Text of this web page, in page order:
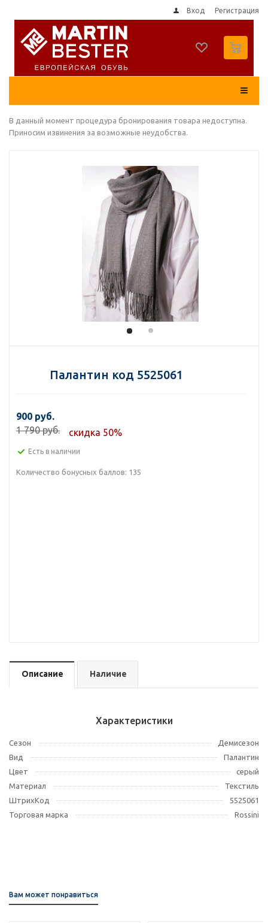
Вход Регистрация
В данный момент процедура бронирования товара недоступна.
Приносим извинения за возможные неудобства.
Палантин код 5525061
900 руб.
1 790 руб.
скидка 50%
Есть в наличии
Количество бонусных баллов: 135
Описание Наличие
Характеристики
Сезон
Демисезон
Вид
Палантин
Цвет
серый
Материал
Текстиль
ШтрихКод
5525061
Торговая марка
Rossini
Вам может понравиться